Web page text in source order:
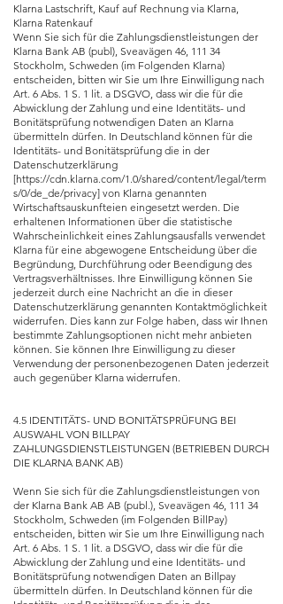
Klarna Lastschrift, Kauf auf Rechnung via Klarna,
Klarna Ratenkauf
Wenn Sie sich für die Zahlungsdienstleistungen der
Klarna Bank AB (publ), Sveavägen 46, 111 34
Stockholm, Schweden (im Folgenden Klarna)
entscheiden, bitten wir Sie um Ihre Einwilligung nach
Art. 6 Abs. 1 S. 1 lit. a DSGVO, dass wir die für die
Abwicklung der Zahlung und eine Identitäts- und
Bonitätsprüfung notwendigen Daten an Klarna
übermitteln dürfen. In Deutschland können für die
Identitäts- und Bonitätsprüfung die in der
Datenschutzerklärung
[https://cdn.klarna.com/1.0/shared/content/legal/term
s/0/de_de/privacy] von Klarna genannten
Wirtschaftsauskunfteien eingesetzt werden. Die
erhaltenen Informationen über die statistische
Wahrscheinlichkeit eines Zahlungsausfalls verwendet
Klarna für eine abgewogene Entscheidung über die
Begründung, Durchführung oder Beendigung des
Vertragsverhältnisses. Ihre Einwilligung können Sie
jederzeit durch eine Nachricht an die in dieser
Datenschutzerklärung genannten Kontaktmöglichkeit
widerrufen. Dies kann zur Folge haben, dass wir Ihnen
bestimmte Zahlungsoptionen nicht mehr anbieten
können. Sie können Ihre Einwilligung zu dieser
Verwendung der personenbezogenen Daten jederzeit
auch gegenüber Klarna widerrufen.
4.5 IDENTITÄTS- UND BONITÄTSPRÜFUNG BEI
AUSWAHL VON BILLPAY
ZAHLUNGSDIENSTLEISTUNGEN (BETRIEBEN DURCH
DIE KLARNA BANK AB)
Wenn Sie sich für die Zahlungsdienstleistungen von
der Klarna Bank AB AB (publ.), Sveavägen 46, 111 34
Stockholm, Schweden (im Folgenden BillPay)
entscheiden, bitten wir Sie um Ihre Einwilligung nach
Art. 6 Abs. 1 S. 1 lit. a DSGVO, dass wir die für die
Abwicklung der Zahlung und eine Identitäts- und
Bonitätsprüfung notwendigen Daten an Billpay
übermitteln dürfen. In Deutschland können für die